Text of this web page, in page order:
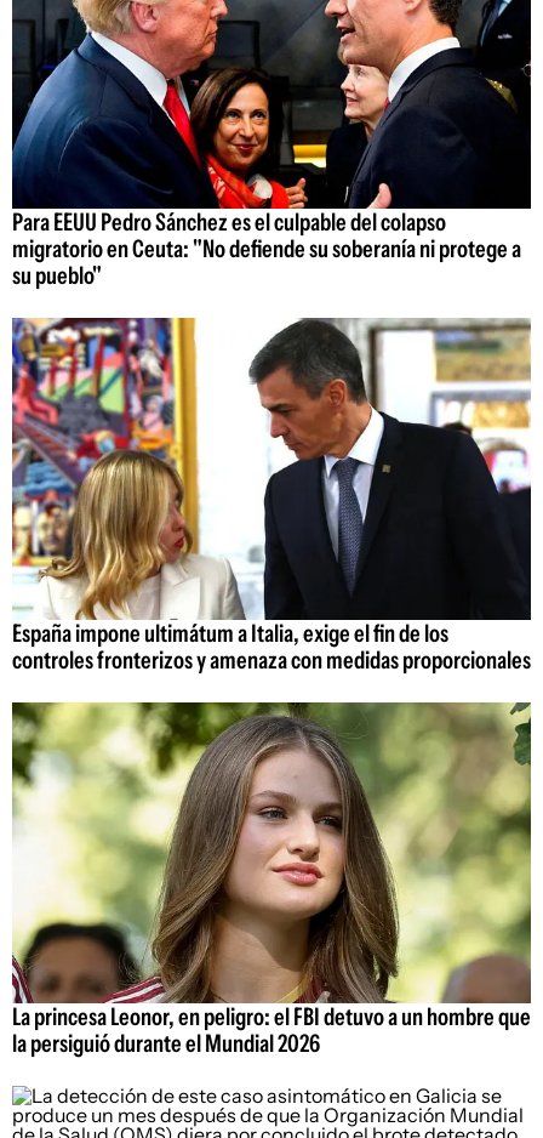
Para EEUU Pedro Sánchez es el culpable del colapso
migratorio en Ceuta: "No defiende su soberanía ni protege a
su pueblo"
España impone ultimátum a Italia, exige el fin de los
controles fronterizos y amenaza con medidas proporcionales
La princesa Leonor, en peligro: el FBI detuvo a un hombre que
la persiguió durante el Mundial 2026